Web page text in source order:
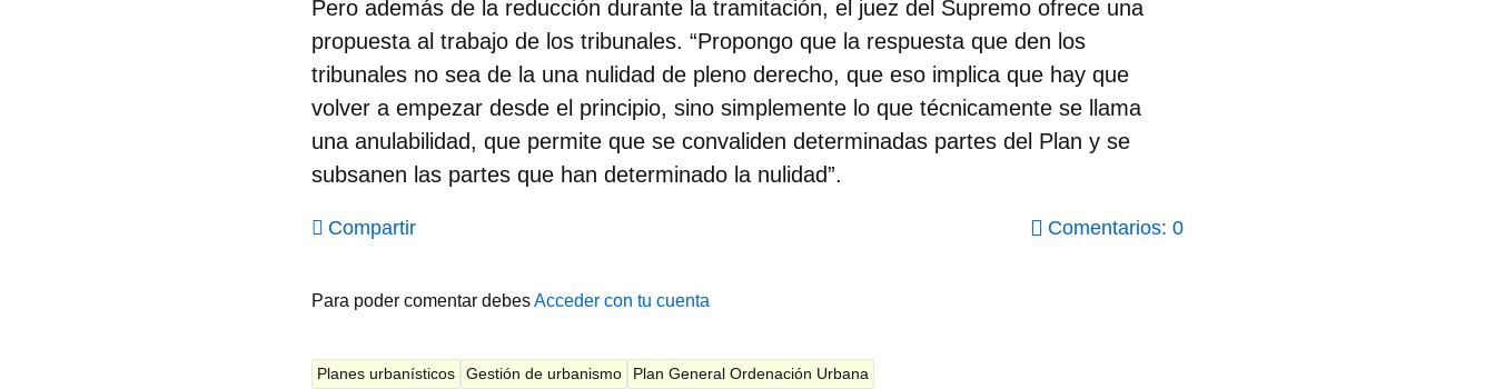
Pero además de la reducción durante la tramitación, el juez del Supremo ofrece una
propuesta al trabajo de los tribunales. “Propongo que la respuesta que den los
tribunales no sea de la una nulidad de pleno derecho, que eso implica que hay que
volver a empezar desde el principio, sino simplemente lo que técnicamente se llama
una anulabilidad, que permite que se convaliden determinadas partes del Plan y se
subsanen las partes que han determinado la nulidad”.
Compartir Comentarios: 0
Para poder comentar debesAcceder con tu cuenta
Planes urbanísticos Gestión de urbanismo Plan General Ordenación Urbana